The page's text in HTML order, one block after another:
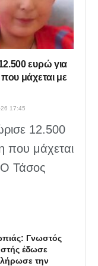
ευρώ για
μάχεται με
17:45
12.500
που μάχεται
Ο Τάσος
Γνωστός
έδωσε
την